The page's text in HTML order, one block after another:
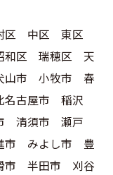
区 中区 東区
和区 瑞穂区 天
市 小牧市 春
古屋市 稲沢
清須市 瀬戸
市 みよし市 豊
市 半田市 刈谷